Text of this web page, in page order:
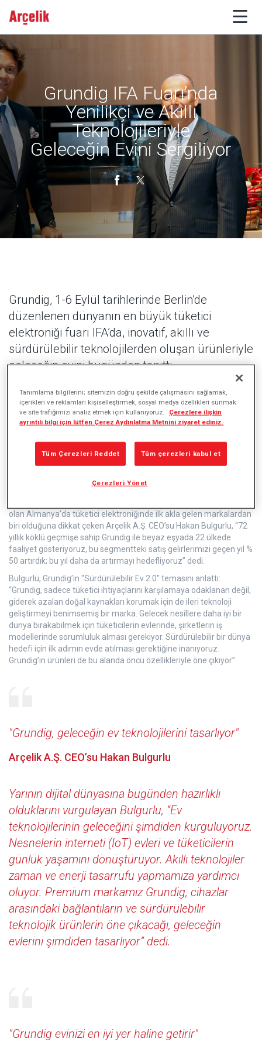
Grundig IFA Fuarı’nda
Yenilikçi ve Akıllı
Teknolojileriyle
Geleceğin Evini Sergiliyor
Grundig, 1-6 Eylül tarihlerinde Berlin’de
düzenlenen dünyanın en büyük tüketici
elektroniği fuarı IFA’da, inovatif, akıllı ve
sürdürülebilir teknolojilerden oluşan ürünleriyle
geleceğin evini bugünden tanıttı.
Avrupalı marka olan Grundig, "Sürdürülebilir Ev 2.0" teması altında
soğutucu, yıkayıcı, bulaşık, pişirici ve küçük ev aletleri alanındaki
450 adet yenilikçi ürününü tüketicilerin beğenisine sunuyor.
fuarda öne çıkan ürünleri arasında; inovatif, akıllı sürdürülebilir
yenilikçi teknolojilerini harmanlıyor.
olan Almanya’da tüketici elektroniğinde ilk akla gelen markalardan
biri olduğuna dikkat çeken Arçelik A.Ş. CEO’su Hakan Bulgurlu, “72
yıllık köklü geçmişe sahip Grundig ile beyaz eşyada 22 ülkede
faaliyet gösteriyoruz, bu segmentteki satış gelirlerimizi geçen yıl %
50 artırdık; bu yıl daha da artırmayı hedefliyoruz” dedi.
Bulgurlu, Grundig’in "Sürdürülebilir Ev 2.0" temasını anlattı:
“Grundig, sadece tüketici ihtiyaçlarını karşılamaya odaklanan değil,
giderek azalan doğal kaynakları korumak için de ileri teknoloji
geliştirmeyi benimsemiş bir marka. Gelecek nesillere daha iyi bir
dünya bırakabilmek için tüketicilerin evlerinde, şirketlerin iş
modellerinde sorumluluk alması gerekiyor. Sürdürülebilir bir dünya
hedefi için ilk adımın evde atılması gerektiğine inanıyoruz.
Grundig’in ürünleri de bu alanda öncü özellikleriyle öne çıkıyor”
"Grundig, geleceğin ev teknolojilerini tasarlıyor"
Arçelik A.Ş. CEO’su Hakan Bulgurlu
Yarının dijital dünyasına bugünden hazırlıklı
olduklarını vurgulayan Bulgurlu, “Ev
teknolojilerinin geleceğini şimdiden kurguluyoruz.
Nesnelerin interneti (IoT) evleri ve tüketicilerin
günlük yaşamını dönüştürüyor. Akıllı teknolojiler
zaman ve enerji tasarrufu yapmamıza yardımcı
oluyor. Premium markamız Grundig, cihazlar
arasındaki bağlantıların ve sürdürülebilir
teknolojik ürünlerin öne çıkacağı, geleceğin
evlerini şimdiden tasarlıyor” dedi.
"Grundig evinizi en iyi yer haline getirir"
Tanımlama bilgilerini; sitemizin doğru şekilde çalışmasını sağlamak,
içerikleri ve reklamları kişiselleştirmek, sosyal medya özellikleri sunmak
ve site trafiğimizi analiz etmek için kullanıyoruz.
Çerezlere ilişkin
ayrıntılı bilgi için lütfen Çerez Aydınlatma Metnini ziyaret ediniz.
Tüm Çerezleri Reddet Tüm çerezleri kabul et
Çerezleri Yönet